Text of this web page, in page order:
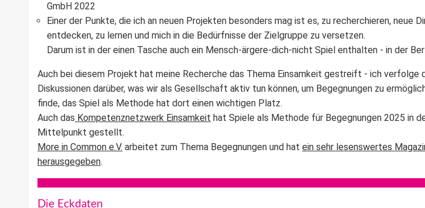
GmbH 2022
Einer der Punkte, die ich an neuen Projekten besonders mag ist es, zu recherchieren, neue
entdecken, zu lernen und mich in die Bedürfnisse der Zielgruppe zu versetzen.
Darum ist in der einen Tasche auch ein Mensch-ärgere-dich-nicht Spiel enthalten - in der
Auch bei diesem Projekt hat meine Recherche das Thema Einsamkeit gestreift - ich verfolge
Diskussionen darüber, was wir als Gesellschaft aktiv tun können, um Begegnungen zu
finde, das Spiel als Methode hat dort einen wichtigen Platz.
Auch das Kompetenznetzwerk Einsamkeit hat Spiele als Methode für Begegnungen 2025 in
Mittelpunkt gestellt.
More in Common e.V. arbeitet zum Thema Begegnungen und hat ein sehr lesenswertes
herausgegeben.
Die Eckdaten